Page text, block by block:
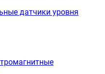
датчики уровня